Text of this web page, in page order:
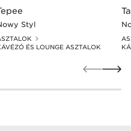
Styl
ÉS LOUNGE ASZTALOK